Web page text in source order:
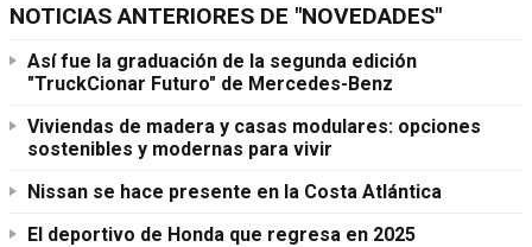
NOTICIAS ANTERIORES DE "NOVEDADES"
Así fue la graduación de la segunda edición
"TruckCionar Futuro" de Mercedes-Benz
Viviendas de madera y casas modulares: opciones
sostenibles y modernas para vivir
Nissan se hace presente en la Costa Atlántica
El deportivo de Honda que regresa en 2025